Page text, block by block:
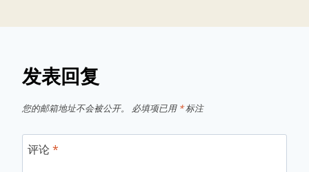
发表回复
您的邮箱地址不会被公开。 必填项已用 *标注
评论*